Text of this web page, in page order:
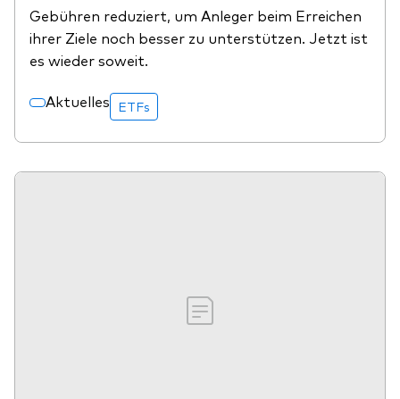
Gebühren reduziert, um Anleger beim Erreichen
ihrer Ziele noch besser zu unterstützen. Jetzt ist
es wieder soweit.
Aktuelles ETFs